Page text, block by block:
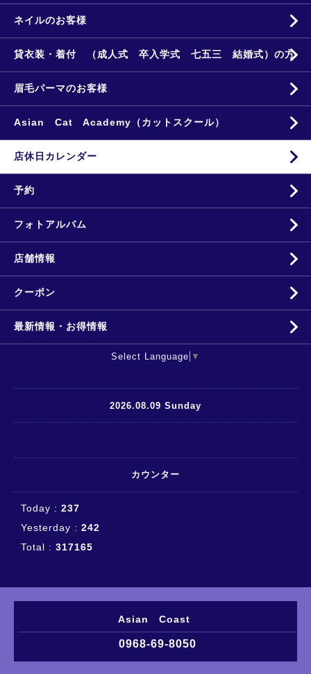
ネイルのお客様
貸衣装・着付 （成人式 卒入学式 七五三 結婚式）の方
眉毛パーマのお客様
Asian Cat Academy（カットスクール）
店休日カレンダー
予約
フォトアルバム
店舗情報
クーポン
最新情報・お得情報
Select Language ▼
2026.08.09 Sunday
カウンター
Today : 237
Yesterday : 242
Total : 317165
Asian Coast
0968-69-8050